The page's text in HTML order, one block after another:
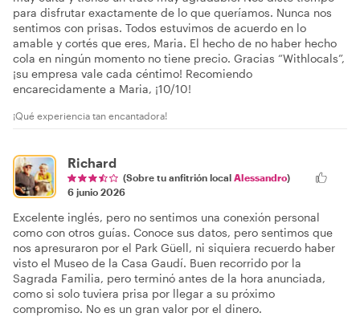
para disfrutar exactamente de lo que queríamos. Nunca nos
sentimos con prisas. Todos estuvimos de acuerdo en lo
amable y cortés que eres, Maria. El hecho de no haber hecho
cola en ningún momento no tiene precio. Gracias “Withlocals”,
¡su empresa vale cada céntimo! Recomiendo
encarecidamente a Maria, ¡10/10!
¡Qué experiencia tan encantadora!
Richard
(Sobre tu anfitrión local Alessandro)
6 junio 2026
Excelente inglés, pero no sentimos una conexión personal
como con otros guías. Conoce sus datos, pero sentimos que
nos apresuraron por el Park Güell, ni siquiera recuerdo haber
visto el Museo de la Casa Gaudí. Buen recorrido por la
Sagrada Familia, pero terminó antes de la hora anunciada,
como si solo tuviera prisa por llegar a su próximo
compromiso. No es un gran valor por el dinero.